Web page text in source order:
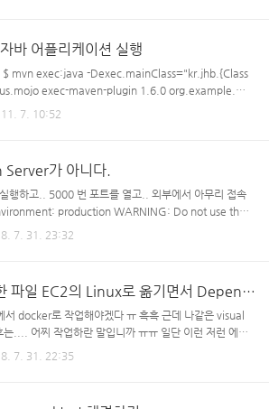
바 어플리케이션 실행
$ mvn exec:java -Dexec.mainClass="kr.jhb.{Class
exec-maven-plugin 1.6.0 org.example.ba
exec:java 로 실행하면 된다.
7. 10:52
가 아니다.
행하고.. 5000 번 포트를 열고.. 외부에서 아무리 접속
production WARNING: Do not use the
environment. Use a production WSGI s
7. 31. 23:32
Window에서 작업한 파일 EC2의 Linux로 옮기면서 Dependency 오류 난 것들..
서 docker로 작업해야겠다 ㅠ 흑흑 근데 나같은 visual
.... 어찌 작업하란 말입니까 ㅠㅠ 일단 이런 저런 에러
련해서 무수히 많이 났다. 이것저것 검색해봤는데..
7. 31. 22:35